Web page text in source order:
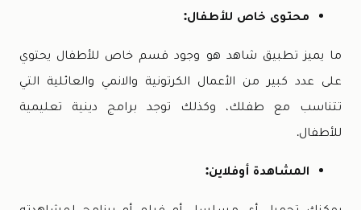
محتوى خاص للأطفال:
ما يميز تطبيق شاهد هو وجود قسم خاص للأطفال يحتوي
على عدد كبير من الأعمال الكرتونية والانمي والعائلية التي
تتناسب مع طفلك، وكذلك توجد برامج دينية تعليمية
للأطفال.
المشاهدة أوفلاين: